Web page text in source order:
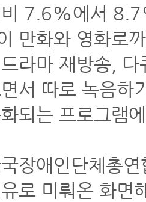
7.6%에서
만화와 영화로
라마 재방송,
서 따로 녹음하
되는 프로그램
장애인단체총
로 미뤄온 화면